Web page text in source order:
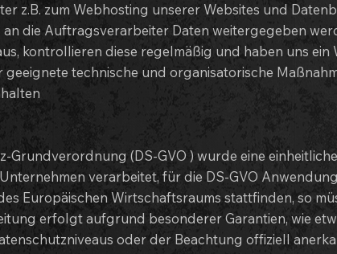
z.B. zum Webhosting unserer Websites und
die Auftragsverarbeiter Daten weitergegeben
kontrollieren diese regelmäßig und haben uns ein
technische und organisatorische
(DS-GVO ) wurde eine
verarbeitet, für die DS-GVO
Europäischen Wirtschaftsraums stattfinden, so
erfolgt aufgrund besonderer Garantien, wie
oder der Beachtung offiziell